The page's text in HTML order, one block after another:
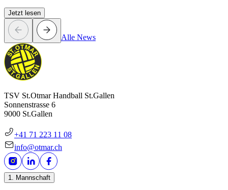
Jetzt lesen
Alle News
TSV St.Otmar Handball St.Gallen
Sonnenstrasse 6
9000 St.Gallen
+41 71 223 11 08
info@otmar.ch
1. Mannschaft